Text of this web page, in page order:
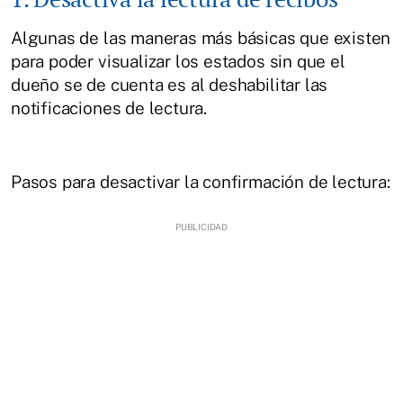
Algunas de las maneras más básicas que existen
para poder visualizar los estados sin que el
dueño se de cuenta es al deshabilitar las
notificaciones de lectura.
Pasos para desactivar la confirmación de lectura: